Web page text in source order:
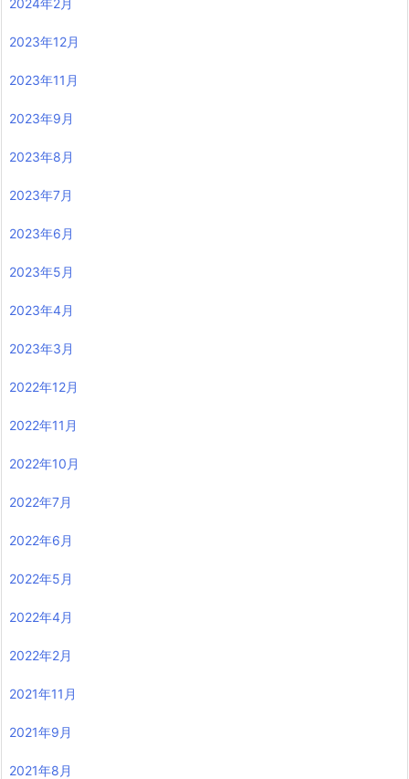
2023年12月
2023年11月
2023年9月
2023年8月
2023年7月
2023年6月
2023年5月
2023年4月
2023年3月
2022年12月
2022年11月
2022年10月
2022年7月
2022年6月
2022年5月
2022年4月
2022年2月
2021年11月
2021年9月
2021年8月